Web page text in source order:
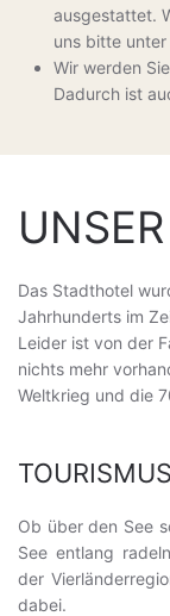
ausgestattet.
uns bitte
Wir werden
Dadurch ist
Das Stadthotel
Jahrhunderts im
Leider ist von der
nichts mehr
Weltkrieg und die
Ob über den See
See entlang
der
dabei.